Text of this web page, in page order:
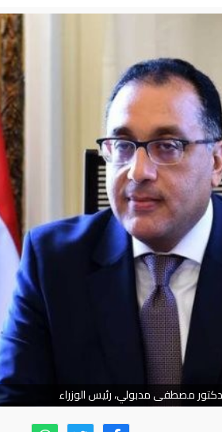
مصطفى مدبولي، رئيس الوزراء